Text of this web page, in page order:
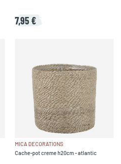
7,95 €
MICA DECORATIONS
Cache-pot creme h20cm - atlantic